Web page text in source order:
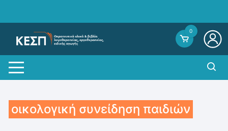
0
οικολογική συνείδηση παιδιών